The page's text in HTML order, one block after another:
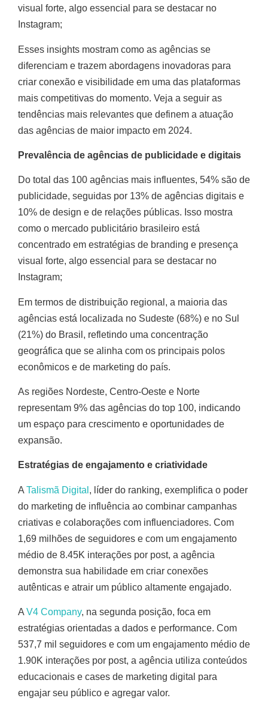
visual forte, algo essencial para se destacar no
Instagram;
Esses insights mostram como as agências se
diferenciam e trazem abordagens inovadoras para
criar conexão e visibilidade em uma das plataformas
mais competitivas do momento. Veja a seguir as
tendências mais relevantes que definem a atuação
das agências de maior impacto em 2024.
Prevalência de agências de publicidade e digitais
Do total das 100 agências mais influentes, 54% são de
publicidade, seguidas por 13% de agências digitais e
10% de design e de relações públicas. Isso mostra
como o mercado publicitário brasileiro está
concentrado em estratégias de branding e presença
visual forte, algo essencial para se destacar no
Instagram;
Em termos de distribuição regional, a maioria das
agências está localizada no Sudeste (68%) e no Sul
(21%) do Brasil, refletindo uma concentração
geográfica que se alinha com os principais polos
econômicos e de marketing do país.
As regiões Nordeste, Centro-Oeste e Norte
representam 9% das agências do top 100, indicando
um espaço para crescimento e oportunidades de
expansão.
Estratégias de engajamento e criatividade
A Talismã Digital , líder do ranking, exemplifica o poder
do marketing de influência ao combinar campanhas
criativas e colaborações com influenciadores. Com
1,69 milhões de seguidores e com um engajamento
médio de 8.45K interações por post, a agência
demonstra sua habilidade em criar conexões
autênticas e atrair um público altamente engajado.
A V4 Company, na segunda posição, foca em
estratégias orientadas a dados e performance. Com
537,7 mil seguidores e com um engajamento médio de
1.90K interações por post, a agência utiliza conteúdos
educacionais e cases de marketing digital para
engajar seu público e agregar valor.